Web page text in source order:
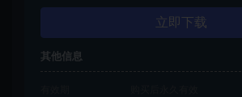
立即下载
其他信息